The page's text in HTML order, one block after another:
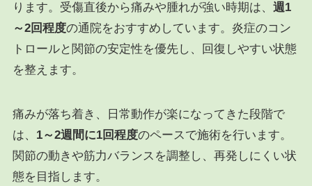
ります。受傷直後から痛みや腫れが強い時期は、 週1
～2回程度の通院をおすすめしています。炎症のコン
トロールと関節の安定性を優先し、回復しやすい状態
を整えます。
痛みが落ち着き、日常動作が楽になってきた段階で
は、 1～2週間に1回程度のペースで施術を行います。
関節の動きや筋力バランスを調整し、再発しにくい状
態を目指します。